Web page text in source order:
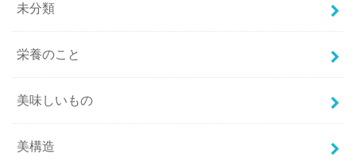
未分類
栄養のこと
美味しいもの
美構造